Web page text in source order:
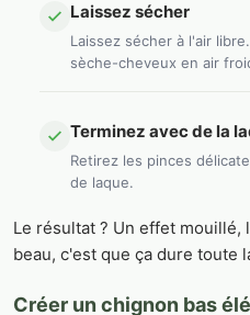
Laissez sécher
Laissez sécher à l'air
sèche-cheveux en air
Terminez avec de la
Retirez les pinces
de laque.
Le résultat ? Un effet mouillé,
beau, c'est que ça dure toute
Créer un chignon bas